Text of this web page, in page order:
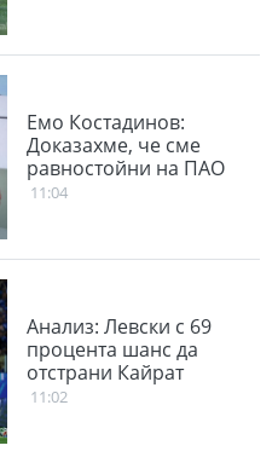
Емо Костадинов:
Доказахме, че сме
равностойни на ПАО
11:04
Анализ: Левски с 69
процента шанс да
отстрани Кайрат
11:02